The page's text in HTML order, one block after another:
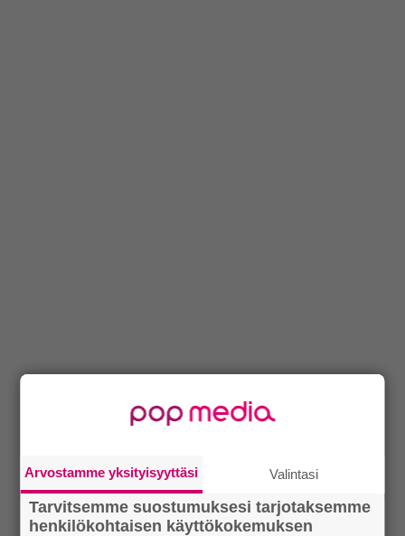
Arvostamme yksityisyyttäsi Valintasi
Tarvitsemme suostumuksesi tarjotaksemme
henkilökohtaisen käyttökokemuksen